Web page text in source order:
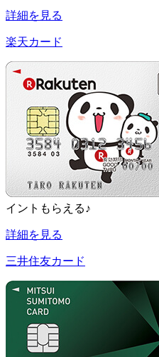
詳細を見る
楽天カード
イントもらえる♪
詳細を見る
三井住友カード